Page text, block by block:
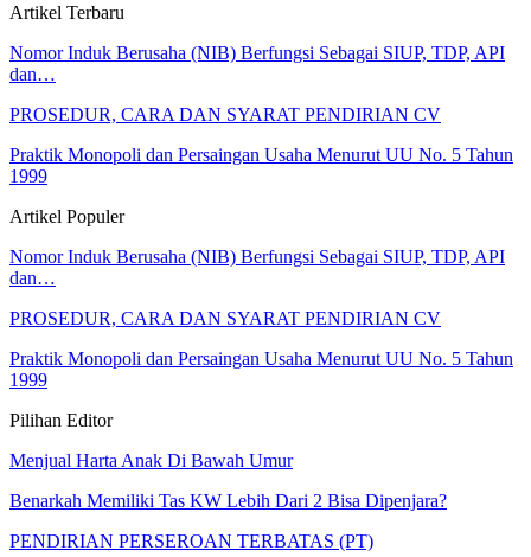
Artikel Terbaru
Nomor Induk Berusaha (NIB) Berfungsi Sebagai SIUP, TDP, API
dan…
PROSEDUR, CARA DAN SYARAT PENDIRIAN CV
Praktik Monopoli dan Persaingan Usaha Menurut UU No. 5 Tahun
1999
Artikel Populer
Nomor Induk Berusaha (NIB) Berfungsi Sebagai SIUP, TDP, API
dan…
PROSEDUR, CARA DAN SYARAT PENDIRIAN CV
Praktik Monopoli dan Persaingan Usaha Menurut UU No. 5 Tahun
1999
Pilihan Editor
Menjual Harta Anak Di Bawah Umur
Benarkah Memiliki Tas KW Lebih Dari 2 Bisa Dipenjara?
PENDIRIAN PERSEROAN TERBATAS (PT)